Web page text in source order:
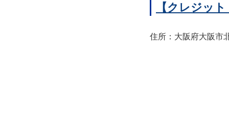
【クレジッ
住所：大阪府大阪市